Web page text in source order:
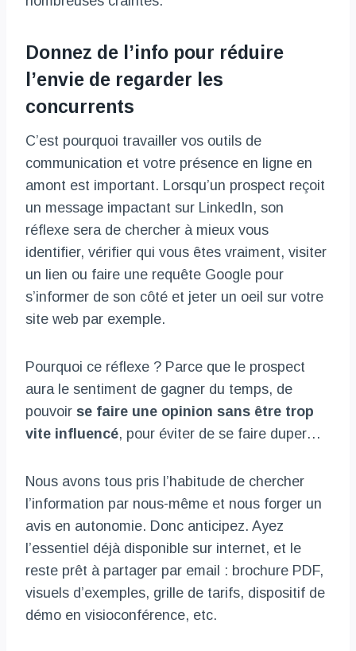
Donnez de l’info pour réduire
l’envie de regarder les
concurrents
C’est pourquoi travailler vos outils de
communication et votre présence en ligne en
amont est important. Lorsqu’un prospect reçoit
un message impactant sur LinkedIn, son
réflexe sera de chercher à mieux vous
identifier, vérifier qui vous êtes vraiment, visiter
un lien ou faire une requête Google pour
s’informer de son côté et jeter un oeil sur votre
site web par exemple.
Pourquoi ce réflexe ? Parce que le prospect
aura le sentiment de gagner du temps, de
pouvoir se faire une opinion sans être trop
vite influencé, pour éviter de se faire duper…
Nous avons tous pris l’habitude de chercher
l’information par nous-même et nous forger un
avis en autonomie. Donc anticipez. Ayez
l’essentiel déjà disponible sur internet, et le
reste prêt à partager par email : brochure PDF,
visuels d’exemples, grille de tarifs, dispositif de
démo en visioconférence, etc.